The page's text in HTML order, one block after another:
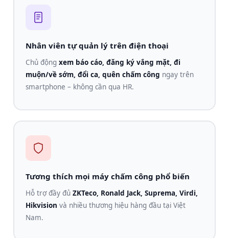
Nhân viên tự quản lý trên điện thoại
Chủ động xem báo cáo, đăng ký vắng mặt, đi
muộn/về sớm, đổi ca, quên chấm công ngay trên
smartphone – không cần qua HR.
Tương thích mọi máy chấm công phổ biến
Hỗ trợ đầy đủ ZKTeco, Ronald Jack, Suprema, Virdi,
Hikvision và nhiều thương hiệu hàng đầu tại Việt
Nam.